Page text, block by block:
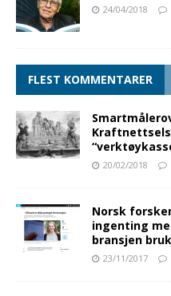
24/04/2018
FLEST KOMMENTARER
20/02/2018
Norsk
ingenting
bransjen
23/11/2017